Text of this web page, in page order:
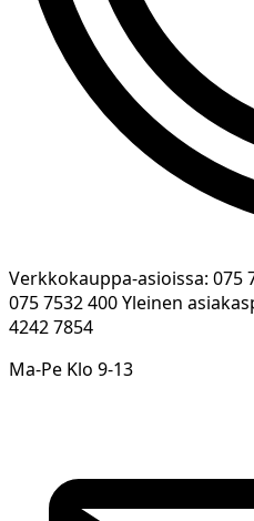
Verkkokauppa-asioissa: 075
075 7532 400 Yleinen
4242 7854
Ma-Pe Klo 9-13